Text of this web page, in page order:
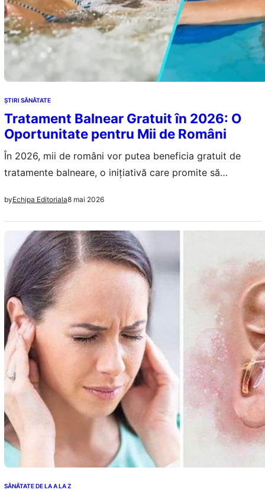
ŞTIRI SĂNĂTATE
Tratament Balnear Gratuit în 2026: O
Oportunitate pentru Mii de Români
În 2026, mii de români vor putea beneficia gratuit de
tratamente balneare, o inițiativă care promite să
byEchipa Editoriala8 mai 2026
SĂNĂTATE DE LA A LA Z